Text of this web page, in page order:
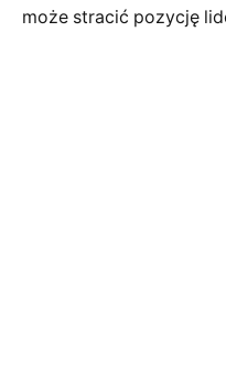
może stracić pozycję